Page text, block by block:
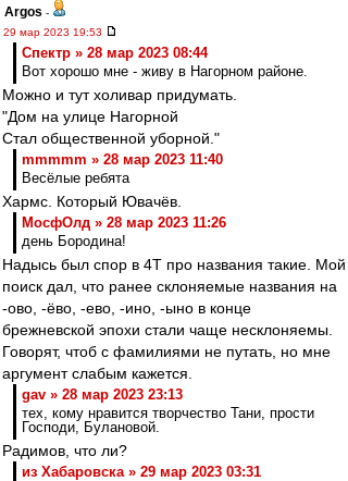
Argos -
29 мар 2023 19:53
Спектр » 28 мар 2023 08:44
Вот хорошо мне - живу в Нагорном районе.
Можно и тут холивар придумать.
"Дом на улице Нагорной
Стал общественной уборной."
mmmmm » 28 мар 2023 11:40
Весёлые ребята
Хармс. Который Ювачёв.
МосфОлд » 28 мар 2023 11:26
день Бородина!
Надысь был спор в 4Т про названия такие. Мой
поиск дал, что ранее склоняемые названия на
-ово, -ёво, -ево, -ино, -ыно в конце
брежневской эпохи стали чаще несклоняемы.
Говорят, чтоб с фамилиями не путать, но мне
аргумент слабым кажется.
gav » 28 мар 2023 23:13
тех, кому нравится творчество Тани, прости
Господи, Булановой.
Радимов, что ли?
из Хабаровска » 29 мар 2023 03:31